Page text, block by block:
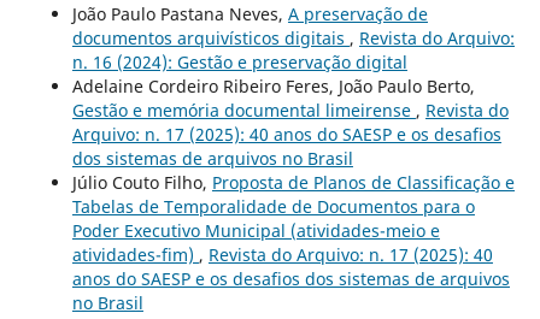
João Paulo Pastana Neves, A preservação de
documentos arquivísticos digitais , Revista do Arquivo:
n. 16 (2024): Gestão e preservação digital
Adelaine Cordeiro Ribeiro Feres, João Paulo Berto,
Gestão e memória documental limeirense , Revista do
Arquivo: n. 17 (2025): 40 anos do SAESP e os desafios
dos sistemas de arquivos no Brasil
Júlio Couto Filho, Proposta de Planos de Classificação e
Tabelas de Temporalidade de Documentos para o
Poder Executivo Municipal (atividades-meio e
atividades-fim) , Revista do Arquivo: n. 17 (2025): 40
anos do SAESP e os desafios dos sistemas de arquivos
no Brasil